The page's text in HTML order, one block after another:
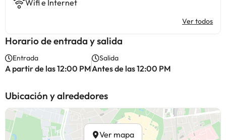
Wifi e Internet
Ver todos
Horario de entrada y salida
Entrada
A partir de las 12:00 PM
Salida
Antes de las 12:00 PM
Ubicación y alrededores
Ver mapa